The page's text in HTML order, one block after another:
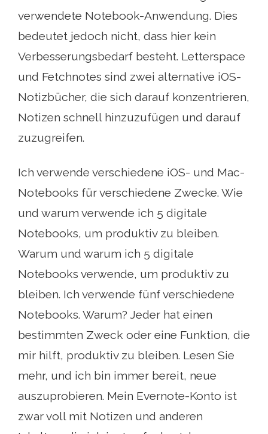
verwendete Notebook-Anwendung. Dies
bedeutet jedoch nicht, dass hier kein
Verbesserungsbedarf besteht. Letterspace
und Fetchnotes sind zwei alternative iOS-
Notizbücher, die sich darauf konzentrieren,
Notizen schnell hinzuzufügen und darauf
zuzugreifen.
Ich verwende verschiedene iOS- und Mac-
Notebooks für verschiedene Zwecke. Wie
und warum verwende ich 5 digitale
Notebooks, um produktiv zu bleiben.
Warum und warum ich 5 digitale
Notebooks verwende, um produktiv zu
bleiben. Ich verwende fünf verschiedene
Notebooks. Warum? Jeder hat einen
bestimmten Zweck oder eine Funktion, die
mir hilft, produktiv zu bleiben. Lesen Sie
mehr, und ich bin immer bereit, neue
auszuprobieren. Mein Evernote-Konto ist
zwar voll mit Notizen und anderen